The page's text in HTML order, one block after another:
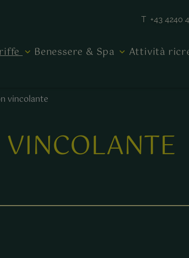
T +43 4240
Benessere & Spa Attività
vincolante